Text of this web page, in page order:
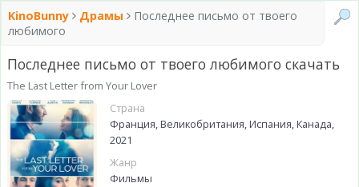
KinoBunny Драмы
Последнее письмо от твоего
любимого
Последнее письмо от твоего любимого скачать
The Last Letter from Your Lover
Страна
Франция, Великобритания, Испания, Канада,
2021
Жанр
Фильмы